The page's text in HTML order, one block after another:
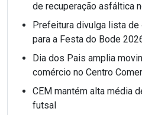
de recuperação asfáltica
Prefeitura divulga lista
para a Festa do Bode
Dia dos Pais amplia
comércio no Centro
CEM mantém alta média
futsal